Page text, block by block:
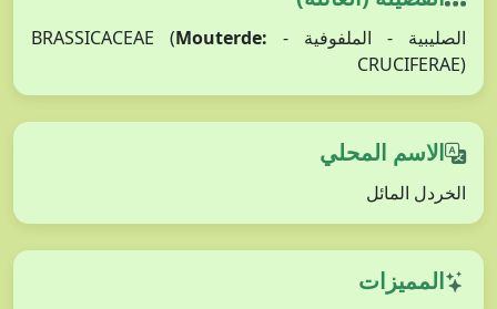
الصليبية - الملفوفية - BRASSICACEAE ( Mouterde:
CRUCIFERAE)
الاسم المحلي
الخردل المائل
المميزات